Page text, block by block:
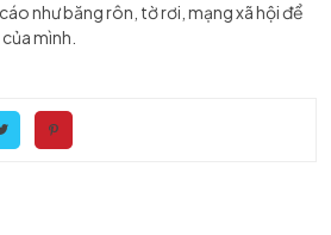
như băng rôn, tờ rơi, mạng xã hội để
mình.